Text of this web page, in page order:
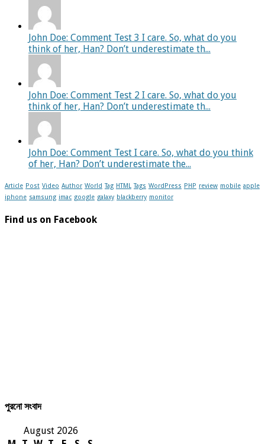
John Doe: Comment Test 3 I care. So, what do you
think of her, Han? Don’t underestimate th...
John Doe: Comment Test 2 I care. So, what do you
think of her, Han? Don’t underestimate th...
John Doe: Comment Test I care. So, what do you think
of her, Han? Don’t underestimate the...
Article Post Video Author World Tag HTML Tags WordPress PHP review mobile apple
iphone samsung imac google galaxy blackberry monitor
Find us on Facebook
পুরনো সংবাদ
August 2026